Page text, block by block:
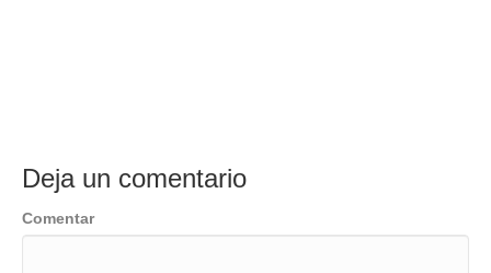
Deja un comentario
Comentar